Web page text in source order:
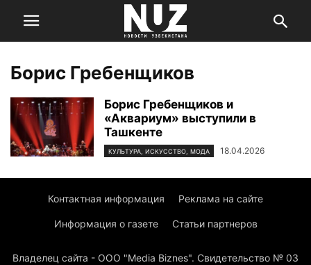
Борис Гребенщиков
Борис Гребенщиков и
«Аквариум» выступили в
Ташкенте
КУЛЬТУРА, ИСКУССТВО, МОДА 18.04.2026
Контактная информация Реклама на сайте
Информация о газете Статьи партнеров
Владелец сайта - ООО "Media Biznes". Свидетельство № 03